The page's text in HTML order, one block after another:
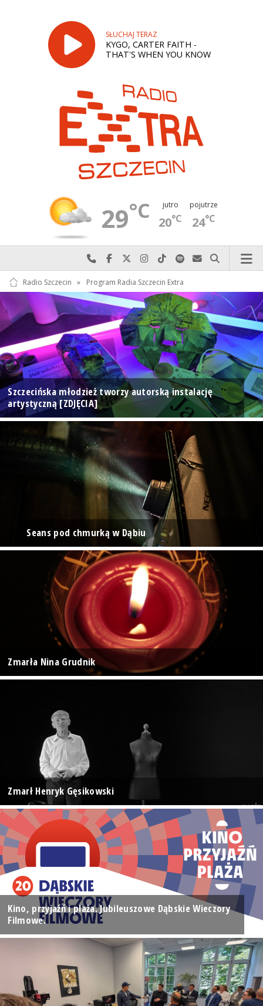
SŁUCHAJ TERAZ
KYGO, CARTER FAITH -
THAT'S WHEN YOU KNOW
29°C jutro
20°C
pojutrze
24°C
Najlepiej po prostu do nas zadzwoń
Odwiedź nas na Facebook-u
Odwiedź nas na X
Odwiedź nas na Instagram-ie
Odwiedź nas na TikTok-u
Szukaj nas na Spotify
Wyślij do nas
Szukaj
Radio Szczecin » Program Radia Szczecin Extra
Szczecińska młodzież tworzy autorską instalację
artystyczną [ZDJĘCIA]
Seans pod chmurką w Dąbiu
Zmarła Nina Grudnik
Zmarł Henryk Gęsikowski
Kino, przyjaźń i plaża. Jubileuszowe Dąbskie Wieczory
Filmowe.